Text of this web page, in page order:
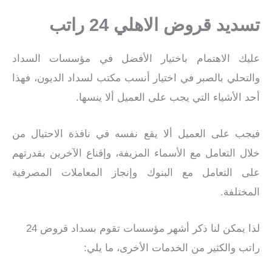
تسديد قروض الاهلي 24 راتب
عليك الاهتمام باختيار الأفضل في مؤسسات السداد
والتحلي بالصبر في اختيار أنسب مكتب لسداد الديون، فهذا
أحد الأشياء التي يجب على العميل ألا ينسها.
فيجب على العميل ألا يقع نفسه في نافذة الاحتيال من
خلال التعامل مع الأسماء المزيفة، وإقناع الآخرين بقدرتهم
على التعامل مع البنوك وإنجاز المعاملات المصرفية
المختلفة.
لذا يمكن لنا ذكر أشهر مؤسسات تقوم بسداد قروض 24
راتب والكثير من الخدمات الأخرى، ما يلي: